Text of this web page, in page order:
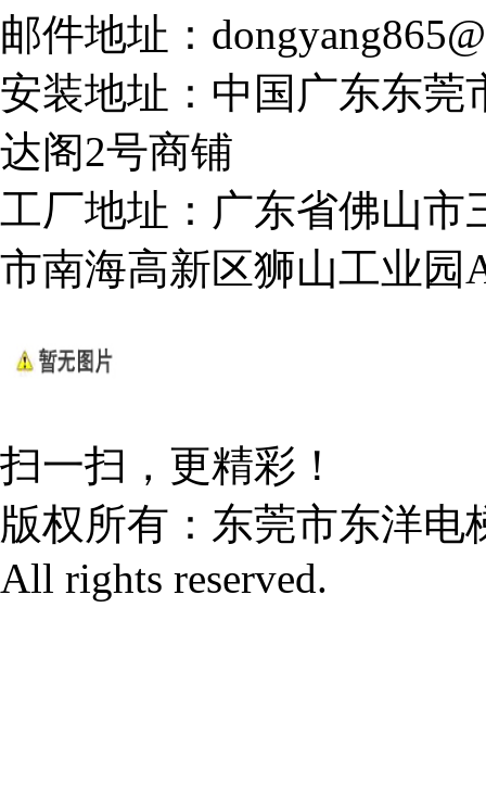
邮件地址：
安装地址：中国广东东莞
达阁2号商铺
工厂地址：广东省佛山市
市南海高新区狮山工业园
扫一扫，更精彩！
版权所有： 东莞市东洋电
All rights reserved.